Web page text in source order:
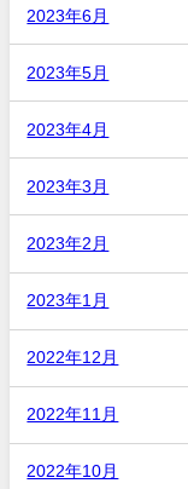
2023年6月
2023年5月
2023年4月
2023年3月
2023年2月
2023年1月
2022年12月
2022年11月
2022年10月